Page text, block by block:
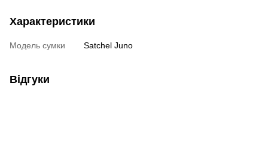
Характеристики
Модель сумки Satchel Juno
Відгуки